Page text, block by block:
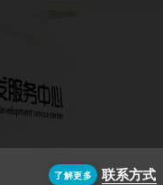
了解更多 联系方式